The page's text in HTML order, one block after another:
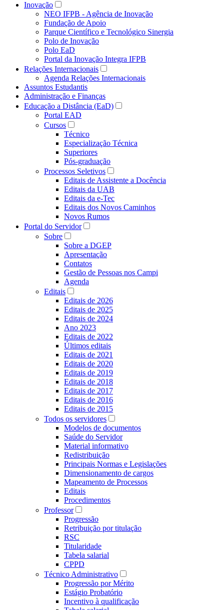
Inovação
NEO IFPB - Agência de Inovação
Fundação de Apoio
Parque Científico e Tecnológico Sinergia
Polo de Inovação
Polo EaD
Portal da Inovação Integra IFPB
Relações Internacionais
Agenda Relações Internacionais
Assuntos Estudantis
Administração e Finanças
Educação a Distância (EaD)
Portal EAD
Cursos
Técnico
Especialização Técnica
Superiores
Pós-graduação
Processos Seletivos
Editais de Assistente a Docência
Editais da UAB
Editais da e-Tec
Editais dos Novos Caminhos
Novos Rumos
Portal do Servidor
Sobre
Sobre a DGEP
Apresentação
Contatos
Gestão de Pessoas nos Campi
Agenda
Editais
Editais de 2026
Editais de 2025
Editais de 2024
Ano 2023
Editais de 2022
Últimos editais
Editais de 2021
Editais de 2020
Editais de 2019
Editais de 2018
Editais de 2017
Editais de 2016
Editais de 2015
Todos os servidores
Modelos de documentos
Saúde do Servidor
Material informativo
Redistribuição
Principais Normas e Legislações
Dimensionamento de cargos
Mapeamento de Processos
Editais
Procedimentos
Professor
Progressão
Retribuição por titulação
RSC
Titularidade
Tabela salarial
CPPD
Técnico Administrativo
Progressão por Mérito
Estágio Probatório
Incentivo à qualificação